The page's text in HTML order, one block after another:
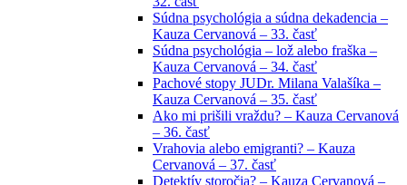
Súdna psychológia a súdna dekadencia –
Kauza Cervanová – 33. časť
Súdna psychológia – lož alebo fraška –
Kauza Cervanová – 34. časť
Pachové stopy JUDr. Milana Valašíka –
Kauza Cervanová – 35. časť
Ako mi prišili vraždu? – Kauza Cervanová
– 36. časť
Vrahovia alebo emigranti? – Kauza
Cervanová – 37. časť
Detektív storočia? – Kauza Cervanová –